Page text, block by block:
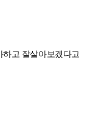
고 잘살아보겠다고